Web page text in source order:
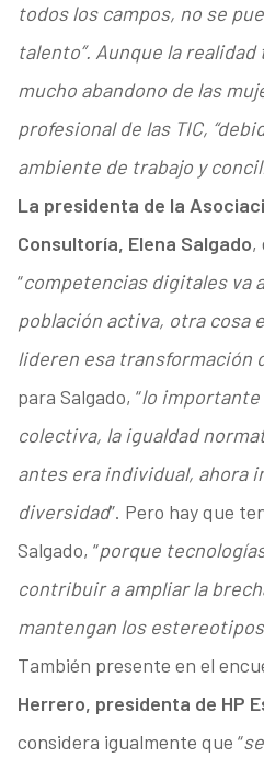
todos los campos, no se
talento”. Aunque la
mucho abandono de las
profesional de las TIC,
ambiente de trabajo y
La presidenta de la
Consultoría, Elena Salgado,
“competencias digitales va
población activa, otra cosa
lideren esa transformación
para Salgado, “lo importante
colectiva, la igualdad
antes era individual, ahora
diversidad”. Pero hay que
Salgado, “porque
contribuir a ampliar la
mantengan los estereotipos
También presente en el
Herrero, presidenta de HP
considera igualmente que “